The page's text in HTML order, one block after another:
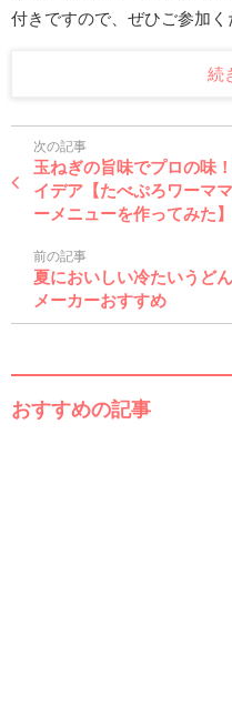
付きですので、ぜひご参加く
続
次の記事
玉ねぎの旨味でプロの味
イデア【たべぷろワーマ
ーメニューを作ってみた】
前の記事
夏においしい冷たいうど
メーカーおすすめ
おすすめの記事